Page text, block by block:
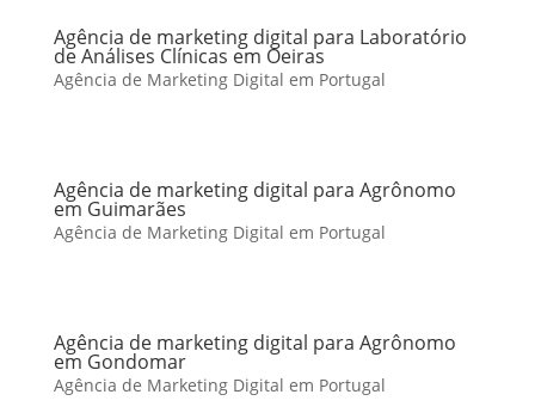
Agência de marketing digital para Laboratório
de Análises Clínicas em Oeiras
Agência de Marketing Digital em Portugal
Agência de marketing digital para Agrônomo
em Guimarães
Agência de Marketing Digital em Portugal
Agência de marketing digital para Agrônomo
em Gondomar
Agência de Marketing Digital em Portugal